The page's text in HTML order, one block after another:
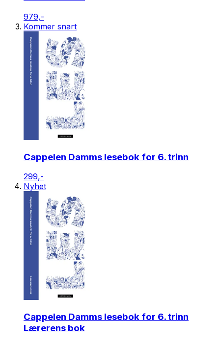
979,-
Kommer snart
Cappelen Damms lesebok for 6. trinn
299,-
Nyhet
Cappelen Damms lesebok for 6. trinn
Lærerens bok